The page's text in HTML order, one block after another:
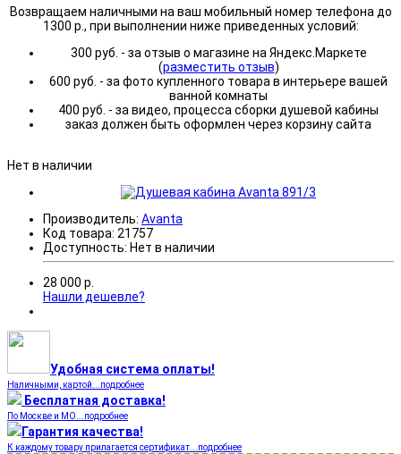
Возвращаем наличными на ваш мобильный номер телефона до
1300 р., при выполнении ниже приведенных условий:
300 руб. - за отзыв о магазине на Яндекс.Маркете
(разместить отзыв)
600 руб. - за фото купленного товара в интерьере вашей
ванной комнаты
400 руб. - за видео, процесса сборки душевой кабины
заказ должен быть оформлен через корзину сайта
Нет в наличии
Производитель: Avanta
Код товара: 21757
Доступность: Нет в наличии
28 000 р.
Нашли дешевле?
Удобная система оплаты!
Наличными, картой...подробнее
Бесплатная доставка!
По Москве и МО...подробнее
Гарантия качества!
К каждому товару прилагается сертификат...подробнее